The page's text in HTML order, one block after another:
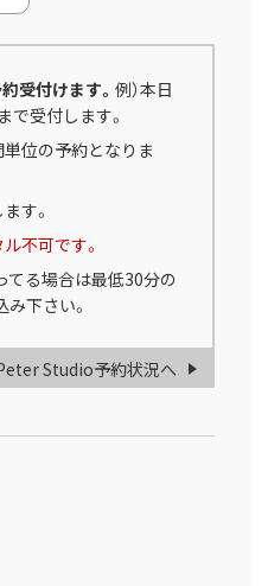
受付けます。 例）本日
で受付します。
単位の予約となりま
す。
不可です。
てる場合は最低30分の
下さい。
Studio予約状況へ